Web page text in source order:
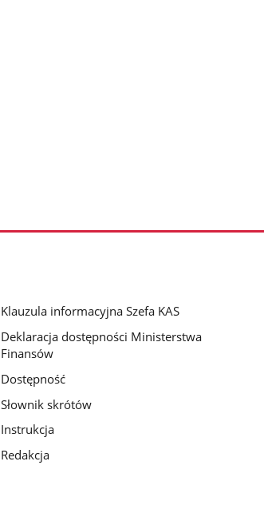
Klauzula informacyjna Szefa KAS
Deklaracja dostępności Ministerstwa
Finansów
Dostępność
Słownik skrótów
Instrukcja
Redakcja